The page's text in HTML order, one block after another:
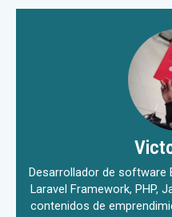
Desarrollador de software
Laravel Framework, PHP,
contenidos de